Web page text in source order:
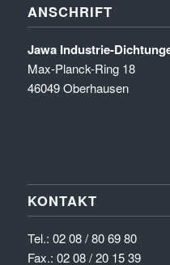
ANSCHRIFT
Jawa Industrie-
Max-Planck-Ring 18
46049 Oberhausen
KONTAKT
Tel.: 02 08 / 80 69 80
Fax.: 02 08 / 20 15 39